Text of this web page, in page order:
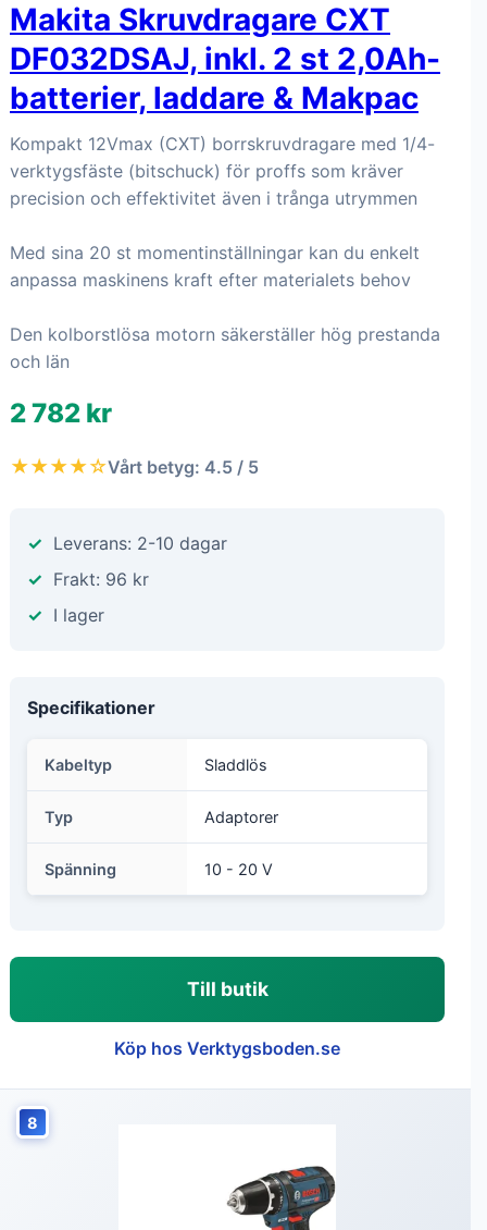
Makita Skruvdragare CXT
DF032DSAJ, inkl. 2 st 2,0Ah-
batterier, laddare & Makpac
Kompakt 12Vmax (CXT) borrskruvdragare med 1/4-
verktygsfäste (bitschuck) för proffs som kräver
precision och effektivitet även i trånga utrymmen
Med sina 20 st momentinställningar kan du enkelt
anpassa maskinens kraft efter materialets behov
Den kolborstlösa motorn säkerställer hög prestanda
och län
2 782 kr
★★★★☆Vårt betyg: 4.5 / 5
Leverans: 2-10 dagar
Frakt: 96 kr
I lager
Specifikationer
Kabeltyp Sladdlös
Typ Adaptorer
Spänning 10 - 20 V
Till butik
Köp hos Verktygsboden.se
8